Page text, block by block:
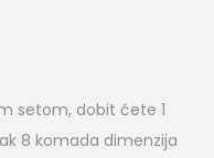
setom, dobit ćete 1
8 komada dimenzija